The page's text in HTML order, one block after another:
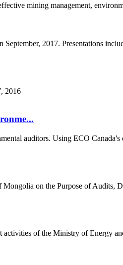
mining management,
2017. Presentations
2016
auditors. Using ECO Canada's
on the Purpose of Audits,
activities of the Ministry of Energy